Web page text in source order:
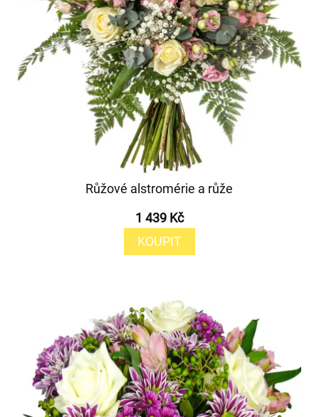
Růžové alstromérie a růže
1 439 Kč
KOUPIT